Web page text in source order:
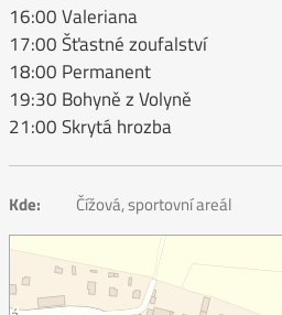
16:00 Valeriana
17:00 Šťastné zoufalství
18:00 Permanent
19:30 Bohyně z Volyně
21:00 Skrytá hrozba
Kde: Čížová, sportovní areál